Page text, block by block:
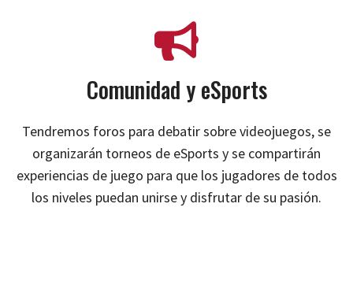
Comunidad y eSports
Tendremos foros para debatir sobre videojuegos, se
organizarán torneos de eSports y se compartirán
experiencias de juego para que los jugadores de todos
los niveles puedan unirse y disfrutar de su pasión.